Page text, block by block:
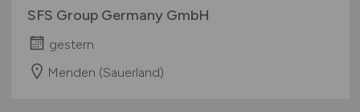
SFS Group Germany GmbH
gestern
Menden (Sauerland)